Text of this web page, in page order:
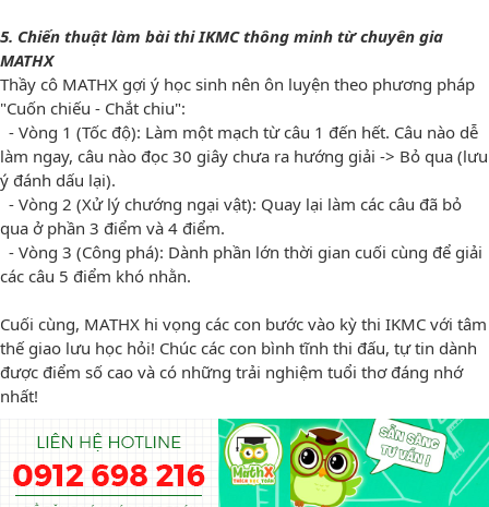
5. Chiến thuật làm bài thi IKMC thông minh từ chuyên gia
MATHX
Thầy cô MATHX gợi ý học sinh nên ôn luyện theo phương pháp
"Cuốn chiếu - Chắt chiu":
- Vòng 1 (Tốc độ): Làm một mạch từ câu 1 đến hết. Câu nào dễ
làm ngay, câu nào đọc 30 giây chưa ra hướng giải -> Bỏ qua (lưu
ý đánh dấu lại).
- Vòng 2 (Xử lý chướng ngại vật): Quay lại làm các câu đã bỏ
qua ở phần 3 điểm và 4 điểm.
- Vòng 3 (Công phá): Dành phần lớn thời gian cuối cùng để giải
các câu 5 điểm khó nhằn.
Cuối cùng, MATHX hi vọng các con bước vào kỳ thi IKMC với tâm
thế giao lưu học hỏi! Chúc các con bình tĩnh thi đấu, tự tin dành
được điểm số cao và có những trải nghiệm tuổi thơ đáng nhớ
nhất!